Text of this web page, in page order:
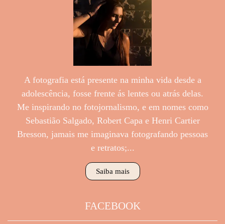
A fotografia está presente na minha vida desde a
adolescência, fosse frente ás lentes ou atrás delas.
Me inspirando no fotojornalismo, e em nomes como
Sebastião Salgado, Robert Capa e Henri Cartier
Bresson, jamais me imaginava fotografando pessoas
e retratos;...
Saiba mais
FACEBOOK